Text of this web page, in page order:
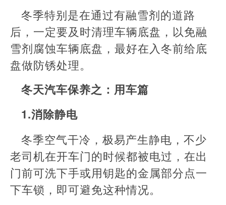
冬季特别是在通过有融雪剂的道路
后，一定要及时清理车辆底盘，以免融
雪剂腐蚀车辆底盘，最好在入冬前给底
盘做防锈处理。
冬天汽车保养之：用车篇
1.消除静电
冬季空气干冷，极易产生静电，不少
老司机在开车门的时候都被电过，在出
门前可洗下手或用钥匙的金属部分点一
下车锁，即可避免这种情况。